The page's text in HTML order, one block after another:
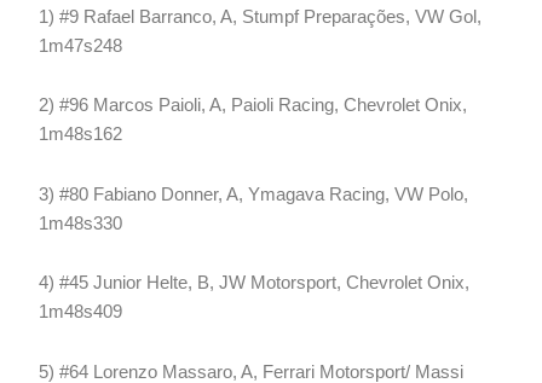
1) #9 Rafael Barranco, A, Stumpf Preparações, VW Gol,
1m47s248
2) #96 Marcos Paioli, A, Paioli Racing, Chevrolet Onix,
1m48s162
3) #80 Fabiano Donner, A, Ymagava Racing, VW Polo,
1m48s330
4) #45 Junior Helte, B, JW Motorsport, Chevrolet Onix,
1m48s409
5) #64 Lorenzo Massaro, A, Ferrari Motorsport/ Massi